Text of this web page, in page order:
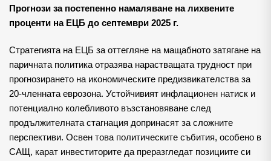
Прогнози за постепенно намаляване на лихвените
проценти на ЕЦБ до септември 2025 г.
Стратегията на ЕЦБ за оттегляне на мащабното затягане на
паричната политика отразява нарастващата трудност при
прогнозирането на икономическите предизвикателства за
20-членната еврозона. Устойчивият инфлационен натиск и
потенциално колебливото възстановяване след
продължителната стагнация допринасят за сложните
перспективи. Освен това политическите събития, особено в
САЩ, карат инвеститорите да преразгледат позициите си